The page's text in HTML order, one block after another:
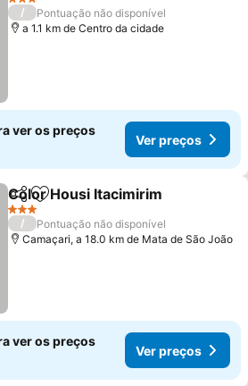
3 Estrelas
/
Pontuação não disponível
a 1.1 km de Centro da cidade
ver os preços
Ver preços
PartilharAdicionar aos favoritos
Color Housi Itacimirim
3 Estrelas
/
Pontuação não disponível
Camaçari, a 18.0 km de Mata de São João
ver os preços
Ver preços